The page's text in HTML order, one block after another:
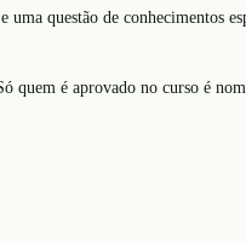
questão de conhecimentos
é aprovado no curso é